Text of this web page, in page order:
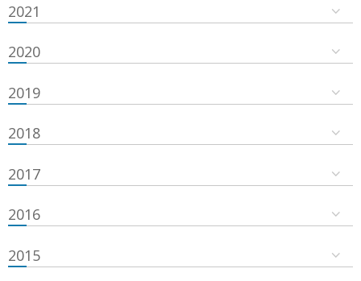
2021
2020
2019
2018
2017
2016
2015